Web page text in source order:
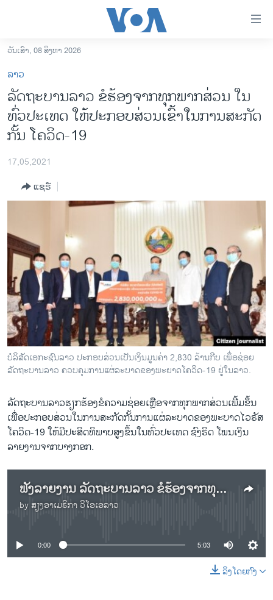
ເຂົ້າ
ຫາ
ຂ້າມ
ຂ້າມ
ຂ້າມ
ໄປ
ຫາ
ຊອກ
ລາວ
ອາເມຣິກາ
ການເລືອກຕັ້ງ ປະທານາທີບໍດີ ສະຫະລັດ 2024
ຊີວິດຊາວລາວ
ຊຸມຊົນຊາວລາວ
ວິທະຍາສາດ-ເທັກໂນໂລຈີ
ທຸລະກິດ
ພາສາອັງກິດ
ວີດີໂອ
ສຽງ
ລາຍງານ
ຕິດຕາມພວກເຮົາ ທີ່
ວັນເສົາ, 08 ສິງຫາ 2026
ລາວ
ລັດຖະບານລາວ ຂໍຮ້ອງຈາກທຸກພາກສ່ວນ ໃນ
ທົ່ວປະເທດ ໃຫ້ປະກອບສ່ວນເຂົ້າໃນການສະກັດ
ກັ້ນ ໂຄວິດ-19
17,05,2021
ແຊຣ໌
ບໍລິສັດເອກະຊົນລາວ ປະກອບສ່ວນເປັນເງິນມູນຄ່າ 2,830 ລ້ານກີບ ເພຶ່ອຊ່ອຍ
ລັດຖະບານລາວ ຄວບຄຸມການແຜ່ລະບາດຂອງພະຍາດໂຄວິດ-19 ຢູ່ໃນລາວ.
ລັດຖະບານລາວຮຽກຮ້ອງຂໍຄວາມຊ່ອຍເຫຼືອຈາກທຸກພາກສ່ວນເພີ້ມຂຶ້ນ
ເພື່ອປະກອບສ່ວນໃນການສະກັດກັ້ນການແຜ່ລະບາດຂອງພະບາດໄວຣັສ
ໂຄວິດ-19 ໃຫ້ມີປະສິດທິພາບສູງຂຶ້ນໃນທົ່ວປະເທດ ຊົງຣິດ ໂພນເງິນ
ລາຍງານຈາກບາງກອກ.
ຟັງລາຍງານ ລັດຖະບານລາວ ຂໍຮ້ອງຈາກທຸກພາກສ່ວນໃນທົ່ວປະເທດ ໃຫ້ປະກອບສ່ວນເຂົ້າໃນການສະກັດກັ້ນ ໂຄວິດ-19
by ສຽງອາເມຣິກາ ວີໂອເອລາວ
No media source currently available
0:00 5:03
ລິງໂດຍກົງ